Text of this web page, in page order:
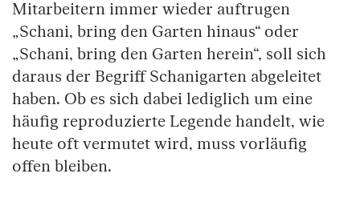
Mitarbeitern immer wieder auftrugen
„Schani, bring den Garten hinaus“ oder
„Schani, bring den Garten herein“, soll sich
daraus der Begriff Schanigarten abgeleitet
haben. Ob es sich dabei lediglich um eine
häufig reproduzierte Legende handelt, wie
heute oft vermutet wird, muss vorläufig
offen bleiben.